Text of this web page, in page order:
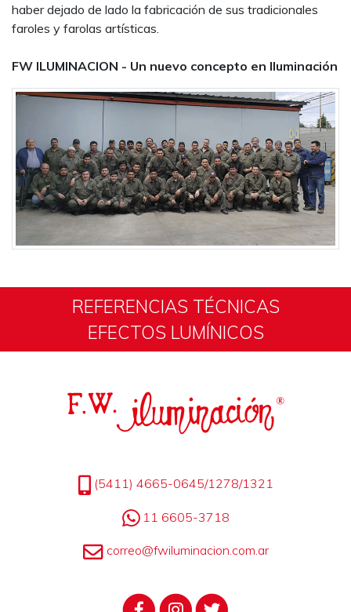
haber dejado de lado la fabricación de sus tradicionales
faroles y farolas artísticas.
FW ILUMINACION - Un nuevo concepto en Iluminación
REFERENCIAS TÉCNICAS
EFECTOS LUMÍNICOS
(5411) 4665-0645/1278/1321
11 6605-3718
correo@fwiluminacion.com.ar